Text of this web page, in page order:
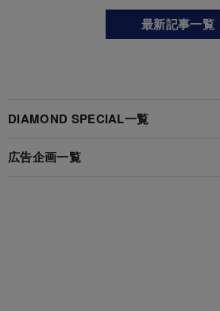
最新記事一覧
DIAMOND SPECIAL一覧
広告企画一覧